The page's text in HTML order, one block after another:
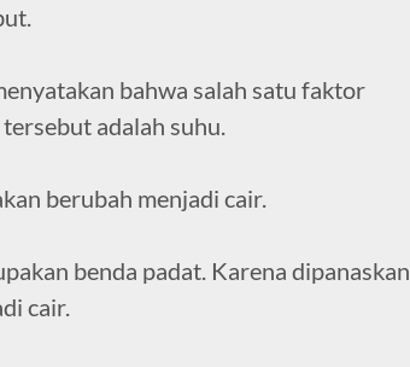
bahwa salah satu faktor
adalah suhu.
berubah menjadi cair.
benda padat. Karena dipanaskan
cair.